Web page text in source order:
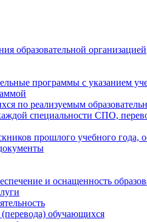
образовательной организацией
программы с указанием
по реализуемым
специальности СПО,
прошлого учебного
и оснащенность
обучающихся